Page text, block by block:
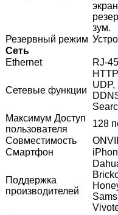
зум.
Резервный режим
Сеть
Ethernet
RJ-
Сетевые функции
UDP,
Максимум Доступ
пользователя
128
Совместимость
Смартфон
Поддержка
производителей